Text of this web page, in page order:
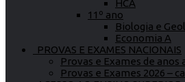
HCA
11º ano
Biologia e
Economia A
PROVAS E EXAMES NACIONAIS
Provas e Exames de
Provas e Exames 2026 –